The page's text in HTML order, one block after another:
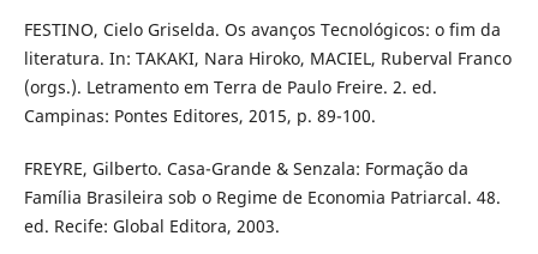
FESTINO, Cielo Griselda. Os avanços Tecnológicos: o fim da
literatura. In: TAKAKI, Nara Hiroko, MACIEL, Ruberval Franco
(orgs.). Letramento em Terra de Paulo Freire. 2. ed.
Campinas: Pontes Editores, 2015, p. 89-100.
FREYRE, Gilberto. Casa-Grande & Senzala: Formação da
Família Brasileira sob o Regime de Economia Patriarcal. 48.
ed. Recife: Global Editora, 2003.